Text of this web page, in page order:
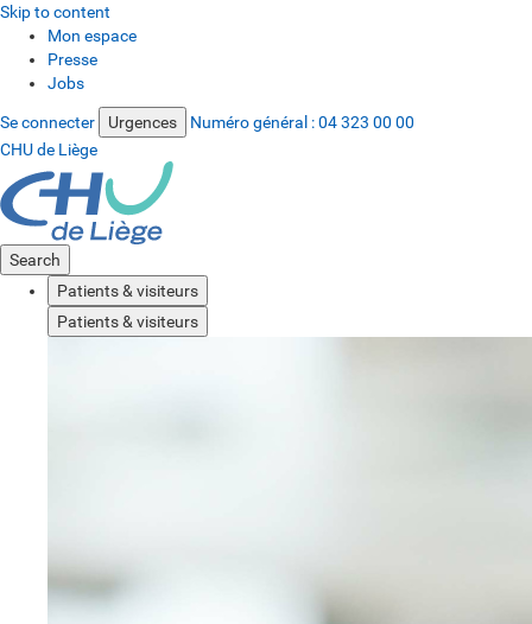
Skip to content
Mon espace
Presse
Jobs
Se connecter Urgences Numéro général :04 323 00 00
CHU de Liège
Search
Patients & visiteurs
Patients & visiteurs